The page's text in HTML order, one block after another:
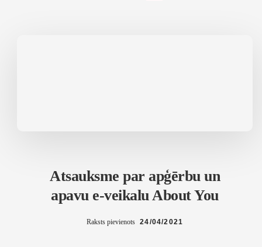
Atsauksme par apģērbu un
apavu e-veikalu About You
Raksts pievienots 24/04/2021